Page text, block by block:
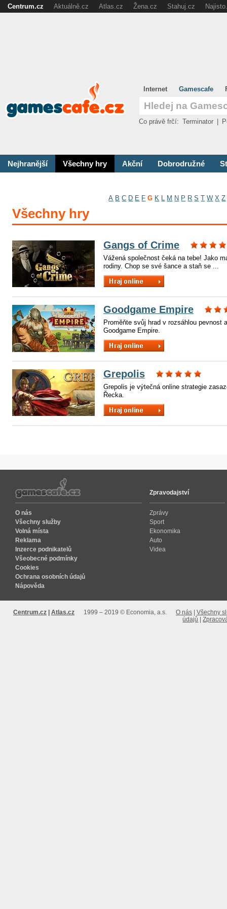
Nejhranější Všechny hry Akční Dobrodružné
A B C D E F G K L M N P R S T W X Z
Všechny hry
Gangs of Crime
Vážená společnost čeká na tebe! Jako
rodiny. Chop se své šance a staň se ...
Goodgame Empire
Proměňte svůj hrad v rozsáhlou pevnost
Goodgame Empire.
Grepolis
Grepolis je výtečná online strategie
Řecka.
Internet Gamescafe
Co právě frčí: Terminator
O nás
Všechny služby
Volná místa
Reklama
Inzerce podnikatelů
Všeobecné podmínky
Cookies
Ochrana osobních údajů
Nápověda
Zpravodajství
Zprávy
Sport
Ekonomika
Auto
Videa
Centrum.cz Atlas.cz 1999 – 2019 © Economia, a.s. O nás
Všechny
údajů
Centrum.cz Aktuálně.cz Atlas.cz Žena.cz Stahuj.cz